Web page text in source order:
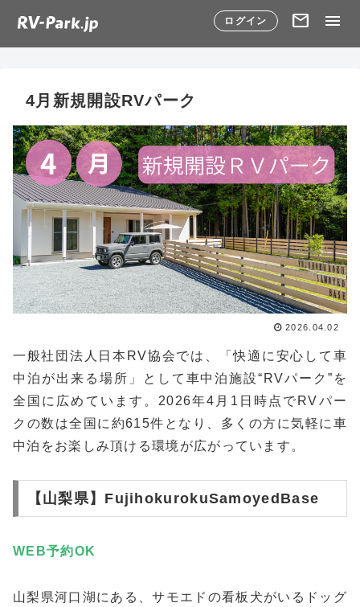
ログイン mail menu
4月新規開設RVパーク
2026.04.02
一般社団法人日本RV協会では、「快適に安心して車
中泊が出来る場所」として車中泊施設“RVパーク”を
全国に広めています。2026年4月1日時点でRVパー
クの数は全国に約615件となり、多くの方に気軽に車
中泊をお楽しみ頂ける環境が広がっています。
【山梨県】FujihokurokuSamoyedBase
WEB予約OK
山梨県河口湖にある、サモエドの看板犬がいるドッグ